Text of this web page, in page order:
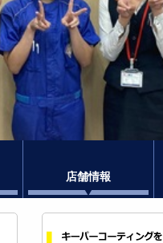
店舗情報